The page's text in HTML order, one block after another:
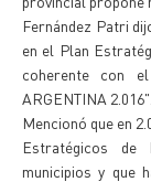
Fernández Patri
en el Plan
coherente con
ARGENTINA 2.016".
Mencionó que en
Estratégicos de
municipios y que